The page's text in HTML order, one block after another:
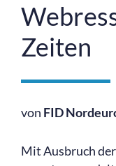
Zeiten
von FID
Mit Ausbruch